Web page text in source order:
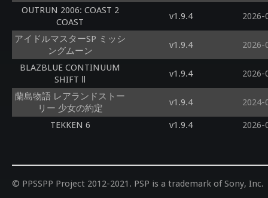
OUTRUN 2006: COAST 2
COAST
v1.9.4 2026-
アイドルマスターSP ミッシ
ングムーン
v1.9.4 2026-
BLAZBLUE CONTINUUM
SHIFT Ⅱ
v1.9.4 2026-
蘭島物語 レアランドストー
リー 少女の約定
v1.9.4 2024-
TEKKEN 6 v1.9.4 2026-
© PPSSPP Project 2012-2021. PSP is a trademark of Sony, Inc.